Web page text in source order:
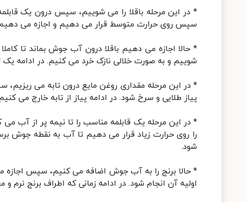
* در این مرحله باقلا را می شوییم، سپس درون یک
سپس روی حرارت متوسط قرار می دهیم و اجازه می دهیم
* حالا اجازه می دهیم باقلا درون آب جوش بماند تا
شوییم و به صورت خلالی نازک خرد می کنیم. در ادامه
* در این مرحله مقداری روغن مایع درون تابه می ریزیم،
پیاز طلایی و سرخ شود. در ادامه پیاز از تابه خارج
را روی حرارت زیاد قرار می دهیم تا آب به نقطه جوش
شود.
اولیه آن انجام شود. در ادامه زمانی که اطراف برنج نرم